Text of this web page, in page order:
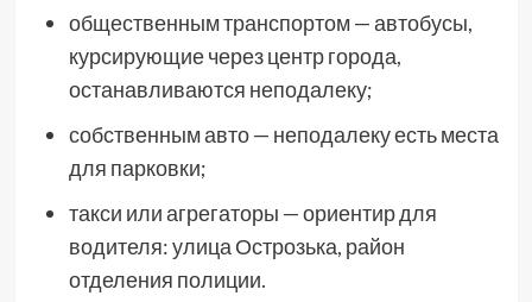
общественным транспортом — автобусы,
курсирующие через центр города,
останавливаются неподалеку;
собственным авто — неподалеку есть места
для парковки;
такси или агрегаторы — ориентир для
водителя: улица Острозька, район
отделения полиции.